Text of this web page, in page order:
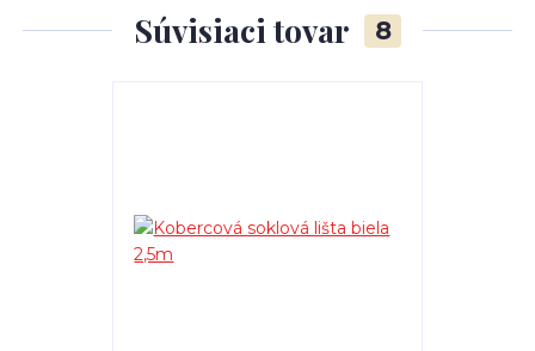
Súvisiaci tovar 8